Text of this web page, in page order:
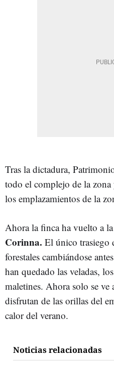
Tras la dictadura,
todo el complejo de la
los emplazamientos de la
Ahora la finca ha vuelto a
Corinna. El único trasiego
forestales cambiándose
han quedado las veladas,
maletines. Ahora solo se ve
disfrutan de las orillas del
calor del verano.
Noticias relacionadas